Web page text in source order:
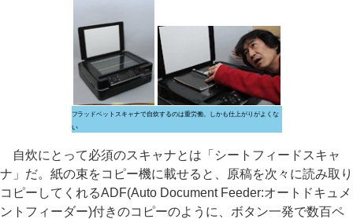
フラッドベットスキャナで自炊するのは重労働。しかも仕上がりがよくな
い
自炊にとって必須のスキャナとは「シートフィードスキャ
ナ」だ。紙の束をコピー機に載せると、原稿を次々に読み取り
コピーしてくれるADF(Auto Document Feeder:オートドキュメ
ントフィーダー)付きのコピーのように、ボタン一発で数百ペ